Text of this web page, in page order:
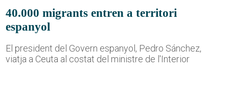
40.000 migrants entren a territori
espanyol
El president del Govern espanyol, Pedro Sánchez,
viatja a Ceuta al costat del ministre de l'Interior